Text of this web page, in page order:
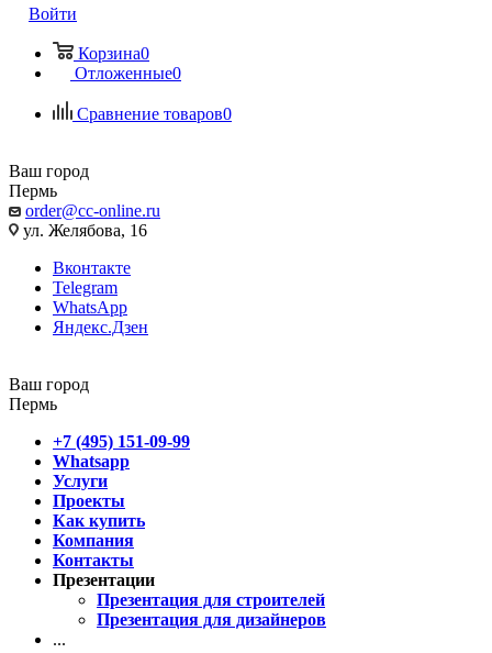
Войти
Корзина0
Отложенные0
Сравнение товаров0
Ваш город
Пермь
order@cc-online.ru
ул. Желябова, 16
Вконтакте
Telegram
WhatsApp
Яндекс.Дзен
Ваш город
Пермь
+7 (495) 151-09-99
Whatsapp
Услуги
Проекты
Как купить
Компания
Контакты
Презентации
Презентация для строителей
Презентация для дизайнеров
...